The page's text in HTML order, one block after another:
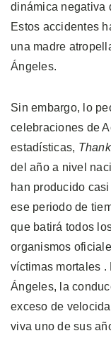
dinámica negativa
Estos accidentes
una madre
Ángeles.
Sin embargo, lo
celebraciones de
estadísticas,
del año a nivel
han producido
ese periodo de
que batirá todos
organismos
víctimas mortales
Ángeles, la
exceso de
viva uno de sus